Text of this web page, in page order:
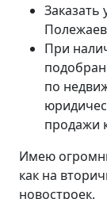
Заказать
При
по
продажи
Имею
как на
новостроек.